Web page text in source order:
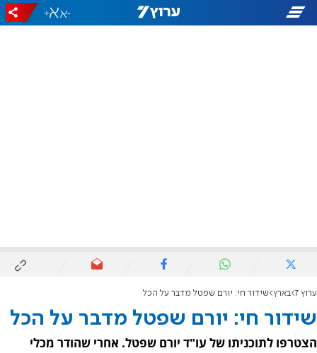
-
+
ערוץ 7 בארץ שידור חי: יורם שפטל מדבר על הכל
שידור חי: יורם שפטל מדבר על הכל
הצטרפו לתוכניתו של עו"ד יורם שפטל. אחרי שהודר מכלי